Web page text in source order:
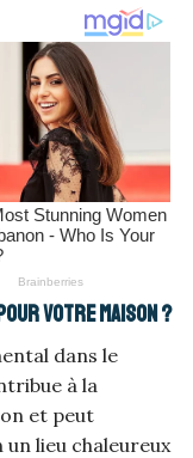
votre maison ?
dans le
à la
et peut
lieu chaleureux